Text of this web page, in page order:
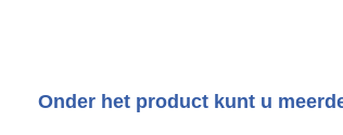
Onder het product kunt u